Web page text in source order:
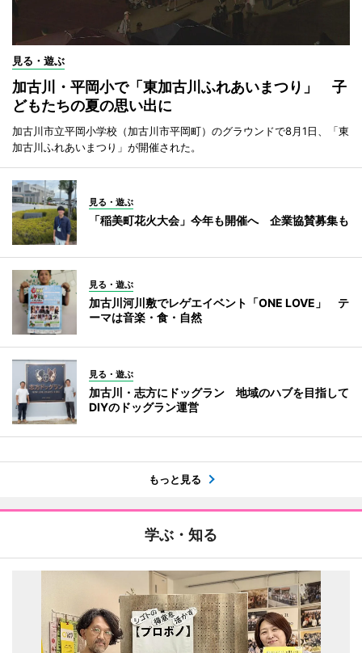
見る・遊ぶ
加古川・平岡小で「東加古川ふれあいまつり」 子
どもたちの夏の思い出に
加古川市立平岡小学校（加古川市平岡町）のグラウンドで8月1日、「東
加古川ふれあいまつり」が開催された。
見る・遊ぶ
「稲美町花火大会」今年も開催へ 企業協賛募集も
見る・遊ぶ
加古川河川敷でレゲエイベント「ONE LOVE」 テ
ーマは音楽・食・自然
見る・遊ぶ
加古川・志方にドッグラン 地域のハブを目指して
DIYのドッグラン運営
もっと見る
学ぶ・知る